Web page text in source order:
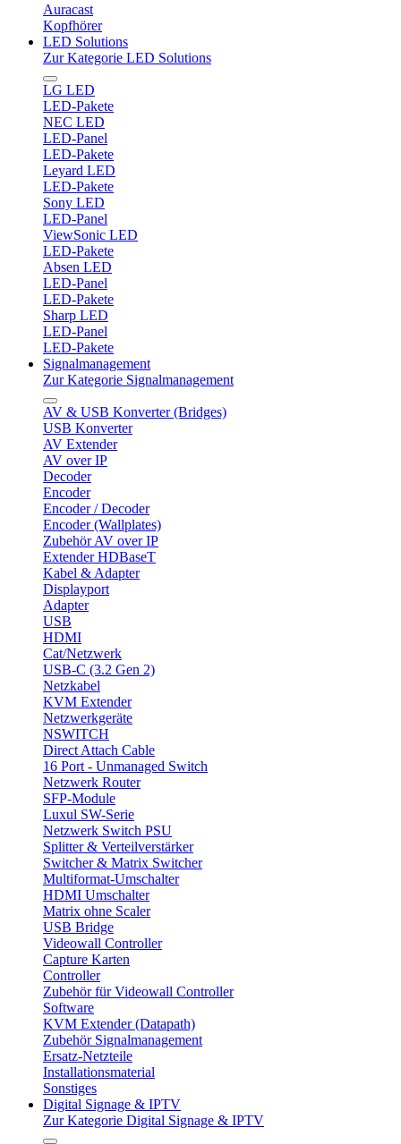
Auracast
Kopfhörer
LED Solutions
Zur Kategorie LED Solutions
LG LED
LED-Pakete
NEC LED
LED-Panel
LED-Pakete
Leyard LED
LED-Pakete
Sony LED
LED-Panel
ViewSonic LED
LED-Pakete
Absen LED
LED-Panel
LED-Pakete
Sharp LED
LED-Panel
LED-Pakete
Signalmanagement
Zur Kategorie Signalmanagement
AV & USB Konverter (Bridges)
USB Konverter
AV Extender
AV over IP
Decoder
Encoder
Encoder / Decoder
Encoder (Wallplates)
Zubehör AV over IP
Extender HDBaseT
Kabel & Adapter
Displayport
Adapter
USB
HDMI
Cat/Netzwerk
USB-C (3.2 Gen 2)
Netzkabel
KVM Extender
Netzwerkgeräte
NSWITCH
Direct Attach Cable
16 Port - Unmanaged Switch
Netzwerk Router
SFP-Module
Luxul SW-Serie
Netzwerk Switch PSU
Splitter & Verteilverstärker
Switcher & Matrix Switcher
Multiformat-Umschalter
HDMI Umschalter
Matrix ohne Scaler
USB Bridge
Videowall Controller
Capture Karten
Controller
Zubehör für Videowall Controller
Software
KVM Extender (Datapath)
Zubehör Signalmanagement
Ersatz-Netzteile
Installationsmaterial
Sonstiges
Digital Signage & IPTV
Zur Kategorie Digital Signage & IPTV